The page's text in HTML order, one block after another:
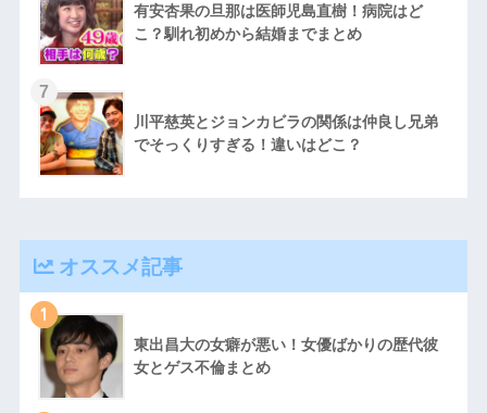
有安杏果の旦那は医師児島直樹！病院はど
こ？馴れ初めから結婚までまとめ
川平慈英とジョンカビラの関係は仲良し兄弟
でそっくりすぎる！違いはどこ？
オススメ記事
1
東出昌大の女癖が悪い！女優ばかりの歴代彼
女とゲス不倫まとめ